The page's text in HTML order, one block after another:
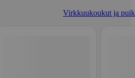
Virkkuukoukut ja